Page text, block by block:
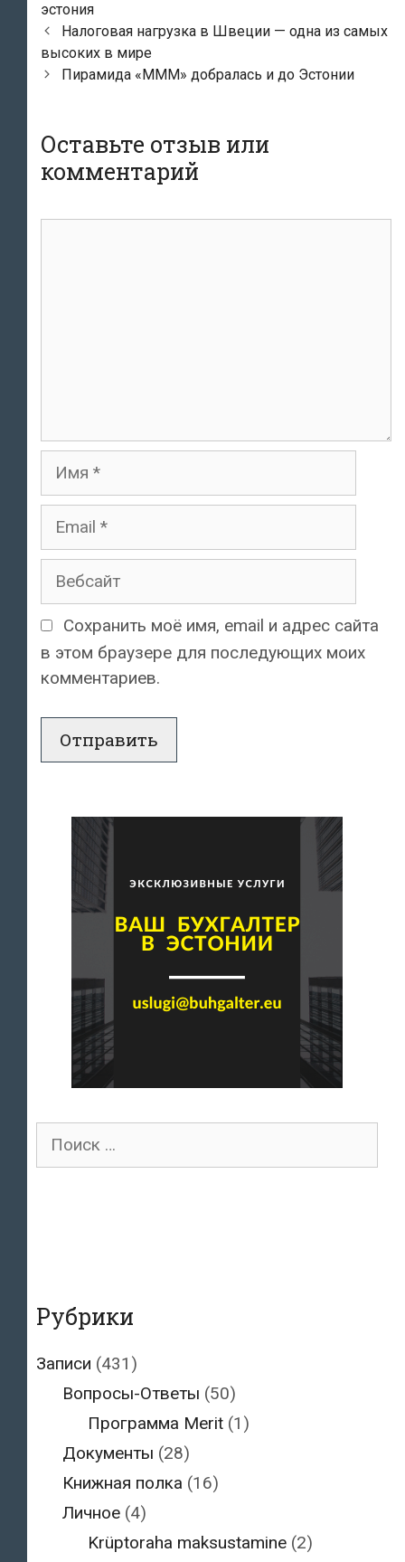
эстония
Навигация
по
записям
Налоговая нагрузка в Швеции — одна из самых
высоких в мире
Пирамида «МММ» добралась и до Эстонии
Оставьте отзыв или
комментарий
Имя
Email
Вебсайт
Сохранить моё имя, email и адрес сайта
в этом браузере для последующих моих
комментариев.
Поиск
Рубрики
Записи (431)
Вопросы-Ответы (50)
Программа Merit (1)
Документы (28)
Книжная полка (16)
Личное(4)
Krüptoraha maksustamine (2)